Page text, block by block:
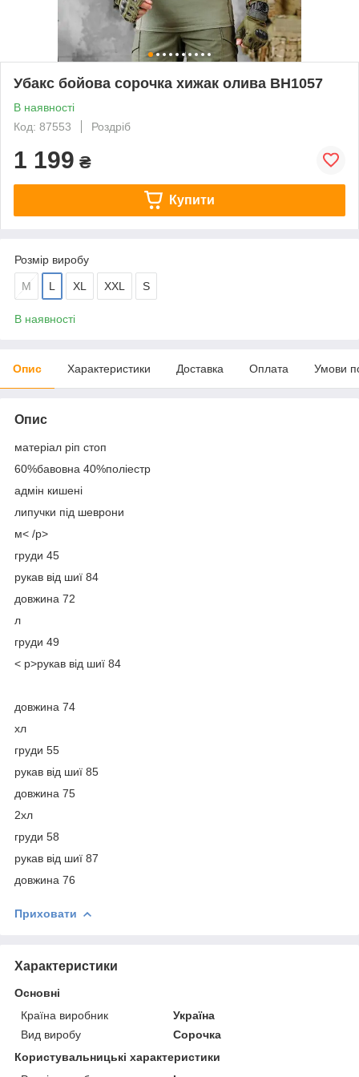
Убакс бойова сорочка хижак олива ВН1057
В наявності
Код: 87553
Роздріб
1 199 ₴
Купити
Розмір виробу
M L XL XXL S
В наявності
Опис Характеристики Доставка Оплата Умови
Опис
матеріал ріп стоп
60%бавовна 40%поліестр
адмін кишені
липучки під шеврони
м< /p>
груди 45
рукав від шиї 84
довжина 72
л
груди 49
< p>рукав від шиї 84
довжина 74
хл
груди 55
рукав від шиї 85
довжина 75
2хл
груди 58
рукав від шиї 87
довжина 76
Приховати
Характеристики
Основні
Країна виробник
Україна
Вид виробу
Сорочка
Користувальницькі характеристики